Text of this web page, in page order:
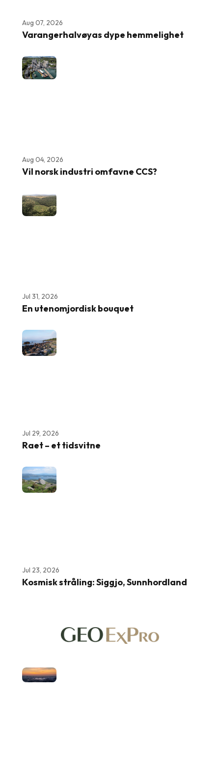
Aug 07, 2026
Varangerhalvøyas dype hemmelighet
Aug 04, 2026
Vil norsk industri omfavne CCS?
Jul 31, 2026
En utenomjordisk bouquet
Jul 29, 2026
Raet – et tidsvitne
Jul 23, 2026
Kosmisk stråling: Siggjo, Sunnhordland